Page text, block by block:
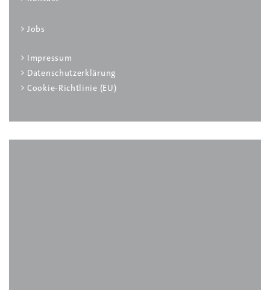
Jobs
Impressum
Datenschutzerklärung
Cookie-Richtlinie (EU)